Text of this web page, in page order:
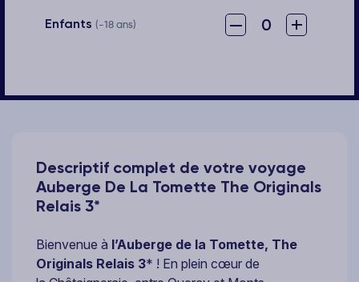
Enfants (-18 ans) – 0 +
Descriptif complet de votre voyage
Auberge De La Tomette The Originals
Relais 3*
Bienvenue à l’Auberge de la Tomette, The
Originals Relais 3* ! En plein cœur de